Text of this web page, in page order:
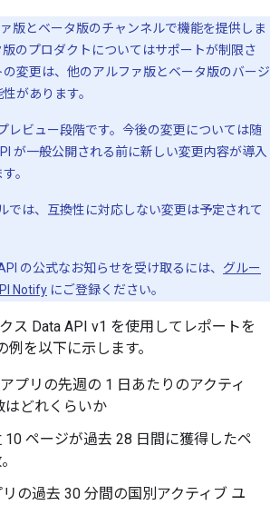
版とベータ版のチャンネルで機能を提供しま
のプロダクトについてはサポートが制限さ
変更は、他のアルファ版とベータ版のバージ
があります。
レビュー段階です。今後の変更については随
が一般公開される前に新しい変更内容が導入
。
では、互換性に対応しない変更は予定されて
の公式なお知らせを受け取るには、 グルー
Notify にご登録ください。
ス Data API v1 を使用してレポートを
を以下に示します。
プリの先週の 1 日あたりのアクティ
はどれくらいか
10 ページが過去 28 日間に獲得したペ
の過去 30 分間の国別アクティブ ユ